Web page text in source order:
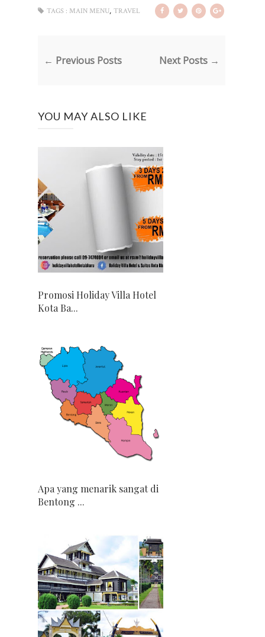
TAGS : MAIN MENU TRAVEL
← Previous Posts Next Posts →
YOU MAY ALSO LIKE
Promosi Holiday Villa Hotel
Kota Ba...
Apa yang menarik sangat di
Bentong ...